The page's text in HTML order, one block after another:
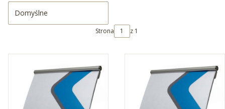
Domyślne
Strona z 1